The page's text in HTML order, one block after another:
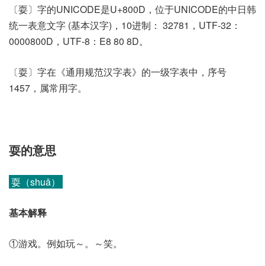
〔耍〕字的UNICODE是U+800D，位于UNICODE的中日韩
统一表意文字 (基本汉字)，10进制： 32781，UTF-32：
0000800D，UTF-8：E8 80 8D。
〔耍〕字在《通用规范汉字表》的一级字表中，序号
1457，属常用字。
耍的意思
耍（shuǎ）
基本解释
①游戏。例如玩～。～笑。